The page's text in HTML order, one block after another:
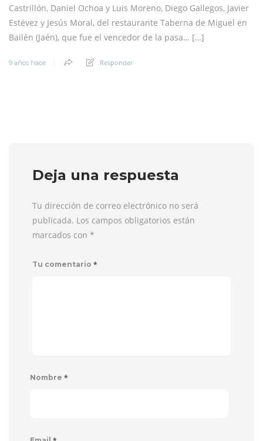
Castrillón, Daniel Ochoa y Luis Moreno, Diego Gallegos, Javier
Estévez y Jesús Moral, del restaurante Taberna de Miguel en
Bailén (Jaén), que fue el vencedor de la pasa… […]
9 años hace Responder
Deja una respuesta
Tu dirección de correo electrónico no será
publicada. Los campos obligatorios están
marcados con *
Tu comentario *
Nombre *